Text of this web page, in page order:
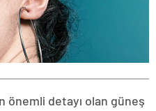
önemli detayı olan güneş